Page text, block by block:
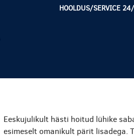
HOOLDUS/SERVICE
Eeskujulikult hästi hoitud lühike
esimeselt omanikult pärit lisadega.